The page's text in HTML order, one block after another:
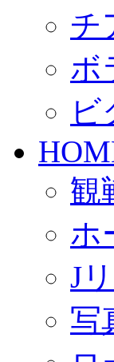
チ
ボ
ビ
観
ホ
J
写